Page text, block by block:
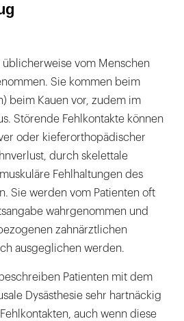
vom Menschen
Sie kommen beim
beim Kauen vor, zudem im
Störende Fehlkontakte können
oder kieferorthopädischer
durch skelettale
Fehlhaltungen des
Sie werden vom Patienten oft
wahrgenommen und
zahnärztlichen
ausgeglichen werden.
Patienten mit dem
Dysästhesie sehr hartnäckig
auch wenn diese